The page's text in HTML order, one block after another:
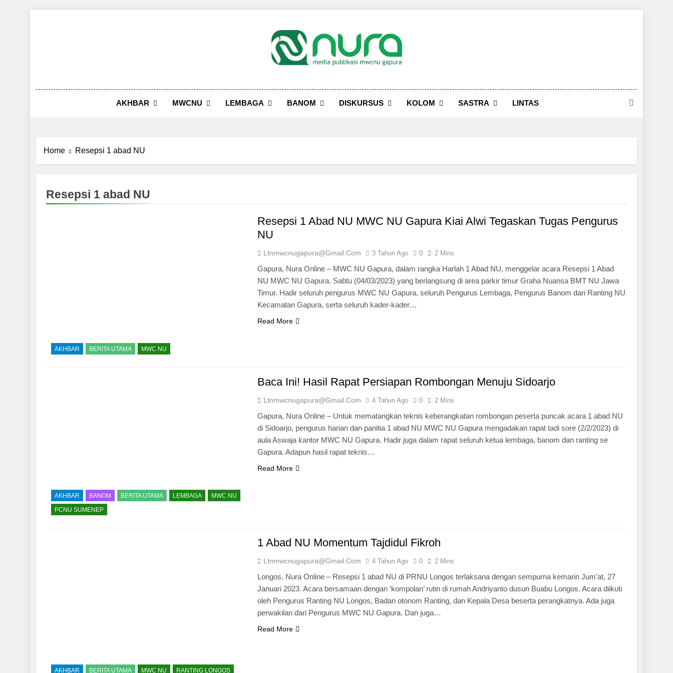
AKHBAR MWCNU LEMBAGA BANOM DISKURSUS KOLOM SASTRA LINTAS
Home Resepsi 1 abad NU
Resepsi 1 abad NU
AKHBAR BERITA UTAMA MWC NU
Resepsi 1 Abad NU MWC NU Gapura Kiai Alwi Tegaskan Tugas Pengurus
NU
Ltnmwcnugapura@gmail.com 3 Tahun Ago 0 2 Mins
Gapura, Nura Online – MWC NU Gapura, dalam rangka Harlah 1 Abad NU, menggelar acara Resepsi 1 Abad
NU MWC NU Gapura. Sabtu (04/03/2023) yang berlangsung di area parkir timur Graha Nuansa BMT NU Jawa
Timur. Hadir seluruh pengurus MWC NU Gapura, seluruh Pengurus Lembaga, Pengurus Banom dan Ranting NU
Kecamatan Gapura, serta seluruh kader-kader…
Read More
AKHBAR BANOM BERITA UTAMA LEMBAGA
MWC NU
PCNU SUMENEP
Baca Ini! Hasil Rapat Persiapan Rombongan Menuju Sidoarjo
Ltnmwcnugapura@gmail.com 4 Tahun Ago 0 2 Mins
Gapura, Nura Online – Untuk mematangkan teknis keberangkatan rombongan peserta puncak acara 1 abad NU
di Sidoarjo, pengurus harian dan panitia 1 abad NU MWC NU Gapura mengadakan rapat tadi sore (2/2/2023) di
aula Aswaja kantor MWC NU Gapura. Hadir juga dalam rapat seluruh ketua lembaga, banom dan ranting se
Gapura. Adapun hasil rapat teknis…
Read More
AKHBAR BERITA UTAMA MWC NU RANTING LONGOS
1 Abad NU Momentum Tajdidul Fikroh
Ltnmwcnugapura@gmail.com 4 Tahun Ago 0 2 Mins
Longos, Nura Online – Resepsi 1 abad NU di PRNU Longos terlaksana dengan sempurna kemarin Jum’at, 27
Januari 2023. Acara bersamaan dengan ‘kompolan’ rutin di rumah Andriyanto dusun Buabu Longos. Acara diikuti
oleh Pengurus Ranting NU Longos, Badan otonom Ranting, dan Kepala Desa beserta perangkatnya. Ada juga
perwakilan dari Pengurus MWC NU Gapura. Dan juga…
Read More